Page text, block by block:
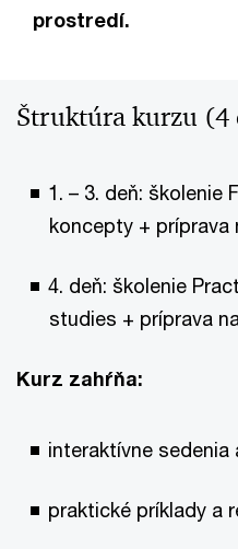
prostredí.
Štruktúra kurzu (4
1. – 3. deň: školenie
koncepty + príprava
4. deň: školenie
studies + príprava
Kurz zahŕňa:
interaktívne sedenia
praktické príklady a